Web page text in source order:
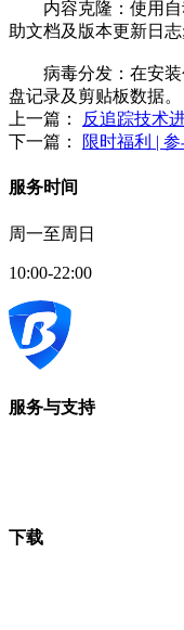
内容克隆：使用自
助文档及版本更新日志;
病毒分发：在安装
盘记录及剪贴板数据。
上一篇：
反追踪技术
下一篇：
限时福利 |
服务时间
周一至周日
10:00-22:00
服务与支持
下载